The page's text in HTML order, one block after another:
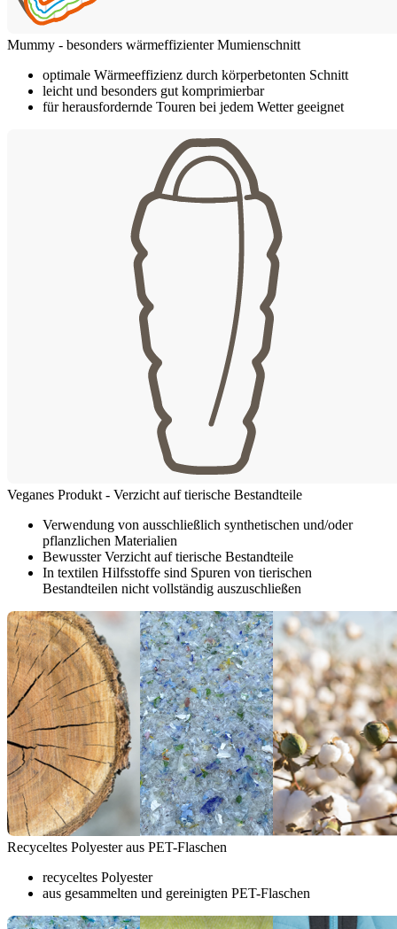
Mummy - besonders wärmeffizienter Mumienschnitt
optimale Wärmeeffizienz durch körperbetonten Schnitt
leicht und besonders gut komprimierbar
für herausfordernde Touren bei jedem Wetter geeignet
Veganes Produkt - Verzicht auf tierische Bestandteile
Verwendung von ausschließlich synthetischen und/oder
pflanzlichen Materialien
Bewusster Verzicht auf tierische Bestandteile
In textilen Hilfsstoffe sind Spuren von tierischen
Bestandteilen nicht vollständig auszuschließen
Recyceltes Polyester aus PET-Flaschen
recyceltes Polyester
aus gesammelten und gereinigten PET-Flaschen